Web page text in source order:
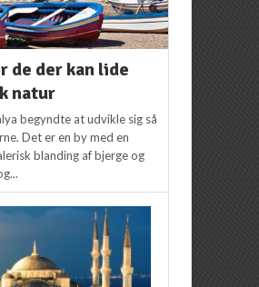
de der kan lide
natur
begyndte at udvikle sig så
Det er en by med en
blanding af bjerge og